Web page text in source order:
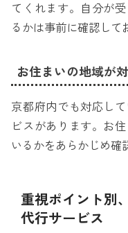
てくれます。自分が
るかは事前に確認して
お住まいの地域が
京都府内でも対応し
ビスがあります。お
いるかをあらかじめ確
重視ポイント別
代行サービス